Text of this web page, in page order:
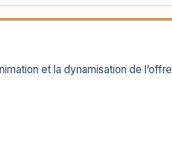
et la dynamisation de l’offre